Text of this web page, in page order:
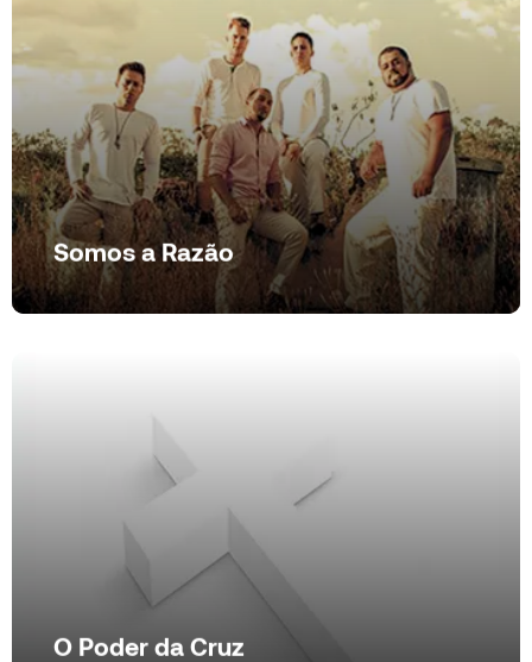
Somos a Razão
Somos a Razão
Ver produto
O Poder da Cruz